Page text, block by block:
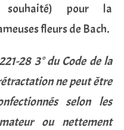
souhaité) pour la
fleurs de Bach.
28 3° du Code de la
ne peut être
selon les
ou nettement